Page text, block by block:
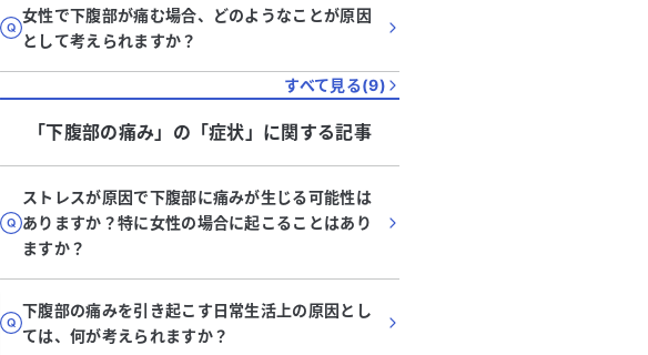
女性で下腹部が痛む場合、どのようなことが原因
として考えられますか？
すべて見る(9)
「下腹部の痛み」 の「症状 」に関する記事
ストレスが原因で下腹部に痛みが生じる可能性は
ありますか？特に女性の場合に起こることはあり
ますか？
下腹部の痛みを引き起こす日常生活上の原因とし
ては、何が考えられますか？